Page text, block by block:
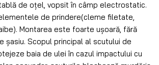
de oțel, vopsit în câmp electrostatic.
de prindere(cleme filetate,
Montarea este foarte ușoară, fără
șasiu. Scopul principal al scutului de
baia de ulei în cazul impactului cu